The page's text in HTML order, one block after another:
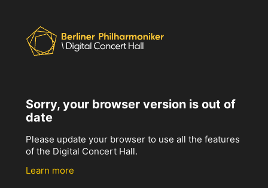
Sorry, your browser version is out of
date
Please update your browser to use all the features
of the Digital Concert Hall.
Learn more